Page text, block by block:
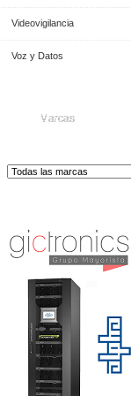
Videovigilancia
Voz y Datos
Marcas